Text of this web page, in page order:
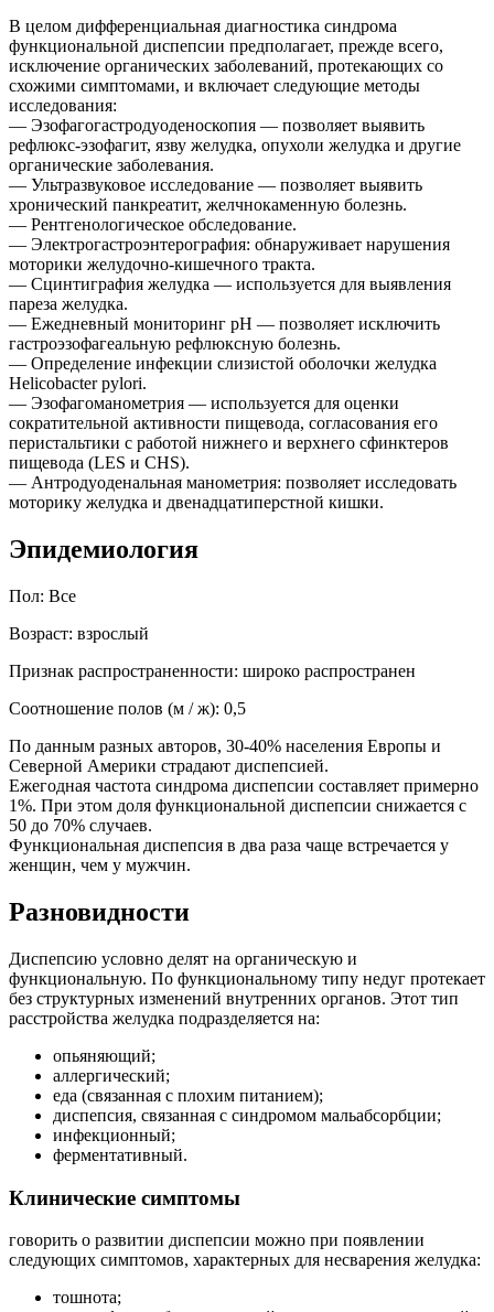
В целом дифференциальная диагностика синдрома
функциональной диспепсии предполагает, прежде всего,
исключение органических заболеваний, протекающих со
схожими симптомами, и включает следующие методы
исследования:
— Эзофагогастродуоденоскопия — позволяет выявить
рефлюкс-эзофагит, язву желудка, опухоли желудка и другие
органические заболевания.
— Ультразвуковое исследование — позволяет выявить
хронический панкреатит, желчнокаменную болезнь.
— Рентгенологическое обследование.
— Электрогастроэнтерография: обнаруживает нарушения
моторики желудочно-кишечного тракта.
— Сцинтиграфия желудка — используется для выявления
пареза желудка.
— Ежедневный мониторинг pH — позволяет исключить
гастроэзофагеальную рефлюксную болезнь.
— Определение инфекции слизистой оболочки желудка
Helicobacter pylori.
— Эзофагоманометрия — используется для оценки
сократительной активности пищевода, согласования его
перистальтики с работой нижнего и верхнего сфинктеров
пищевода (LES и CHS).
— Антродуоденальная манометрия: позволяет исследовать
моторику желудка и двенадцатиперстной кишки.
Эпидемиология
Пол: Все
Возраст: взрослый
Признак распространенности: широко распространен
Соотношение полов (м / ж): 0,5
По данным разных авторов, 30-40% населения Европы и
Северной Америки страдают диспепсией.
Ежегодная частота синдрома диспепсии составляет примерно
1%. При этом доля функциональной диспепсии снижается с
50 до 70% случаев.
Функциональная диспепсия в два раза чаще встречается у
женщин, чем у мужчин.
Разновидности
Диспепсию условно делят на органическую и
функциональную. По функциональному типу недуг протекает
без структурных изменений внутренних органов. Этот тип
расстройства желудка подразделяется на:
опьяняющий;
аллергический;
еда (связанная с плохим питанием);
диспепсия, связанная с синдромом мальабсорбции;
инфекционный;
ферментативный.
Клинические симптомы
говорить о развитии диспепсии можно при появлении
следующих симптомов, характерных для несварения желудка:
тошнота;